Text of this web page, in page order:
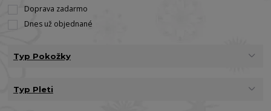
Doprava zadarmo
Dnes už objednané
Typ Pokožky
Typ Pleti